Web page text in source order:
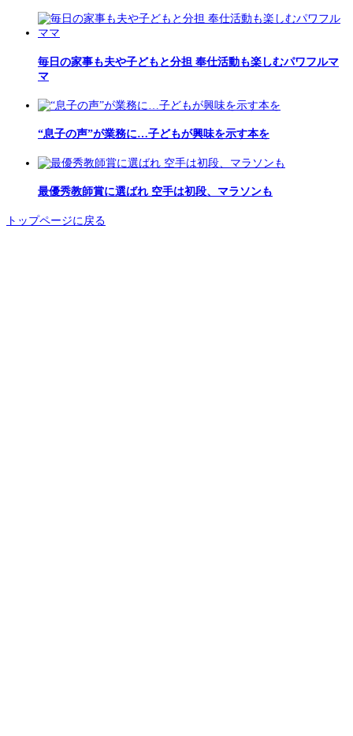
毎日の家事も夫や子どもと分担 奉仕活動も楽しむパワフルマ
マ
“息子の声”が業務に…子どもが興味を示す本を
最優秀教師賞に選ばれ 空手は初段、マラソンも
トップページに戻る